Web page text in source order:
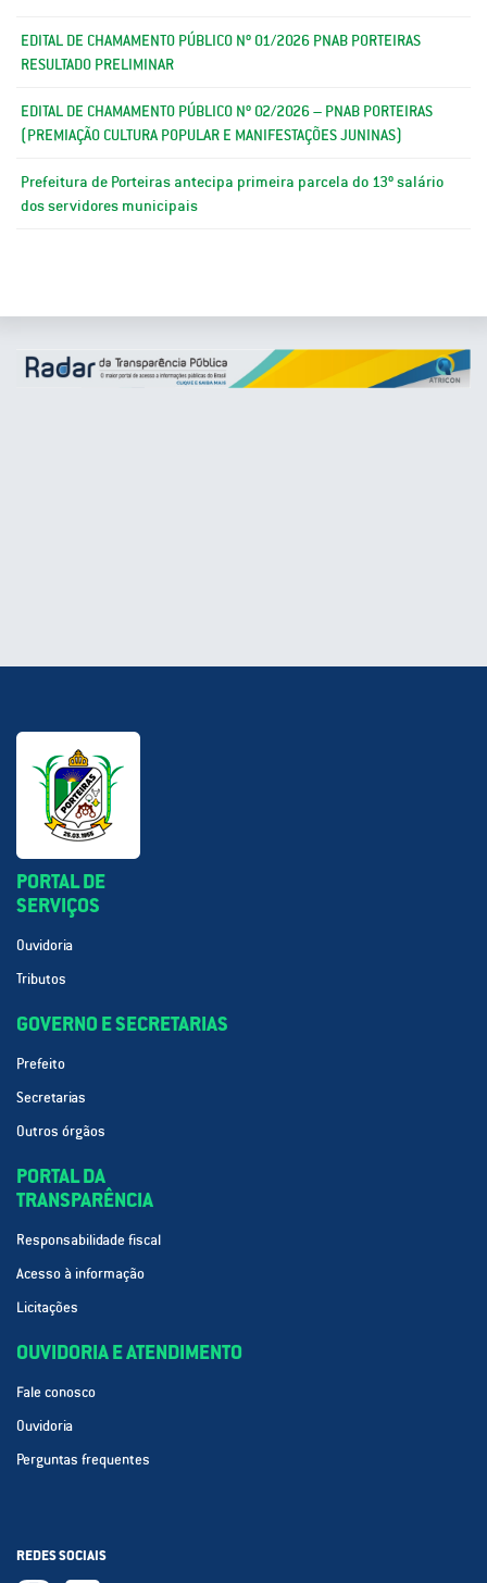
EDITAL DE CHAMAMENTO PÚBLICO Nº 01/2026 PNAB PORTEIRAS
RESULTADO PRELIMINAR
EDITAL DE CHAMAMENTO PÚBLICO Nº 02/2026 – PNAB PORTEIRAS
(PREMIAÇÃO CULTURA POPULAR E MANIFESTAÇÕES JUNINAS)
Prefeitura de Porteiras antecipa primeira parcela do 13º salário
dos servidores municipais
PORTAL DE
SERVIÇOS
Ouvidoria
Tributos
GOVERNO E SECRETARIAS
Prefeito
Secretarias
Outros órgãos
PORTAL DA
TRANSPARÊNCIA
Responsabilidade fiscal
Acesso à informação
Licitações
OUVIDORIA E ATENDIMENTO
Fale conosco
Ouvidoria
Perguntas frequentes
REDES SOCIAIS